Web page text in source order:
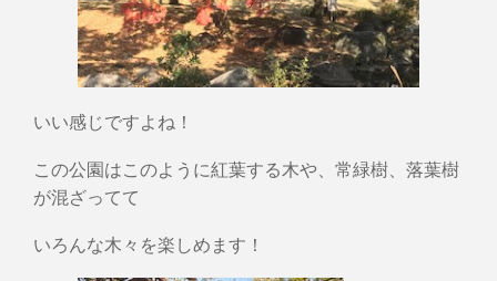
いい感じですよね！
この公園はこのように紅葉する木や、常緑樹、落葉樹
が混ざってて
いろんな木々を楽しめます！